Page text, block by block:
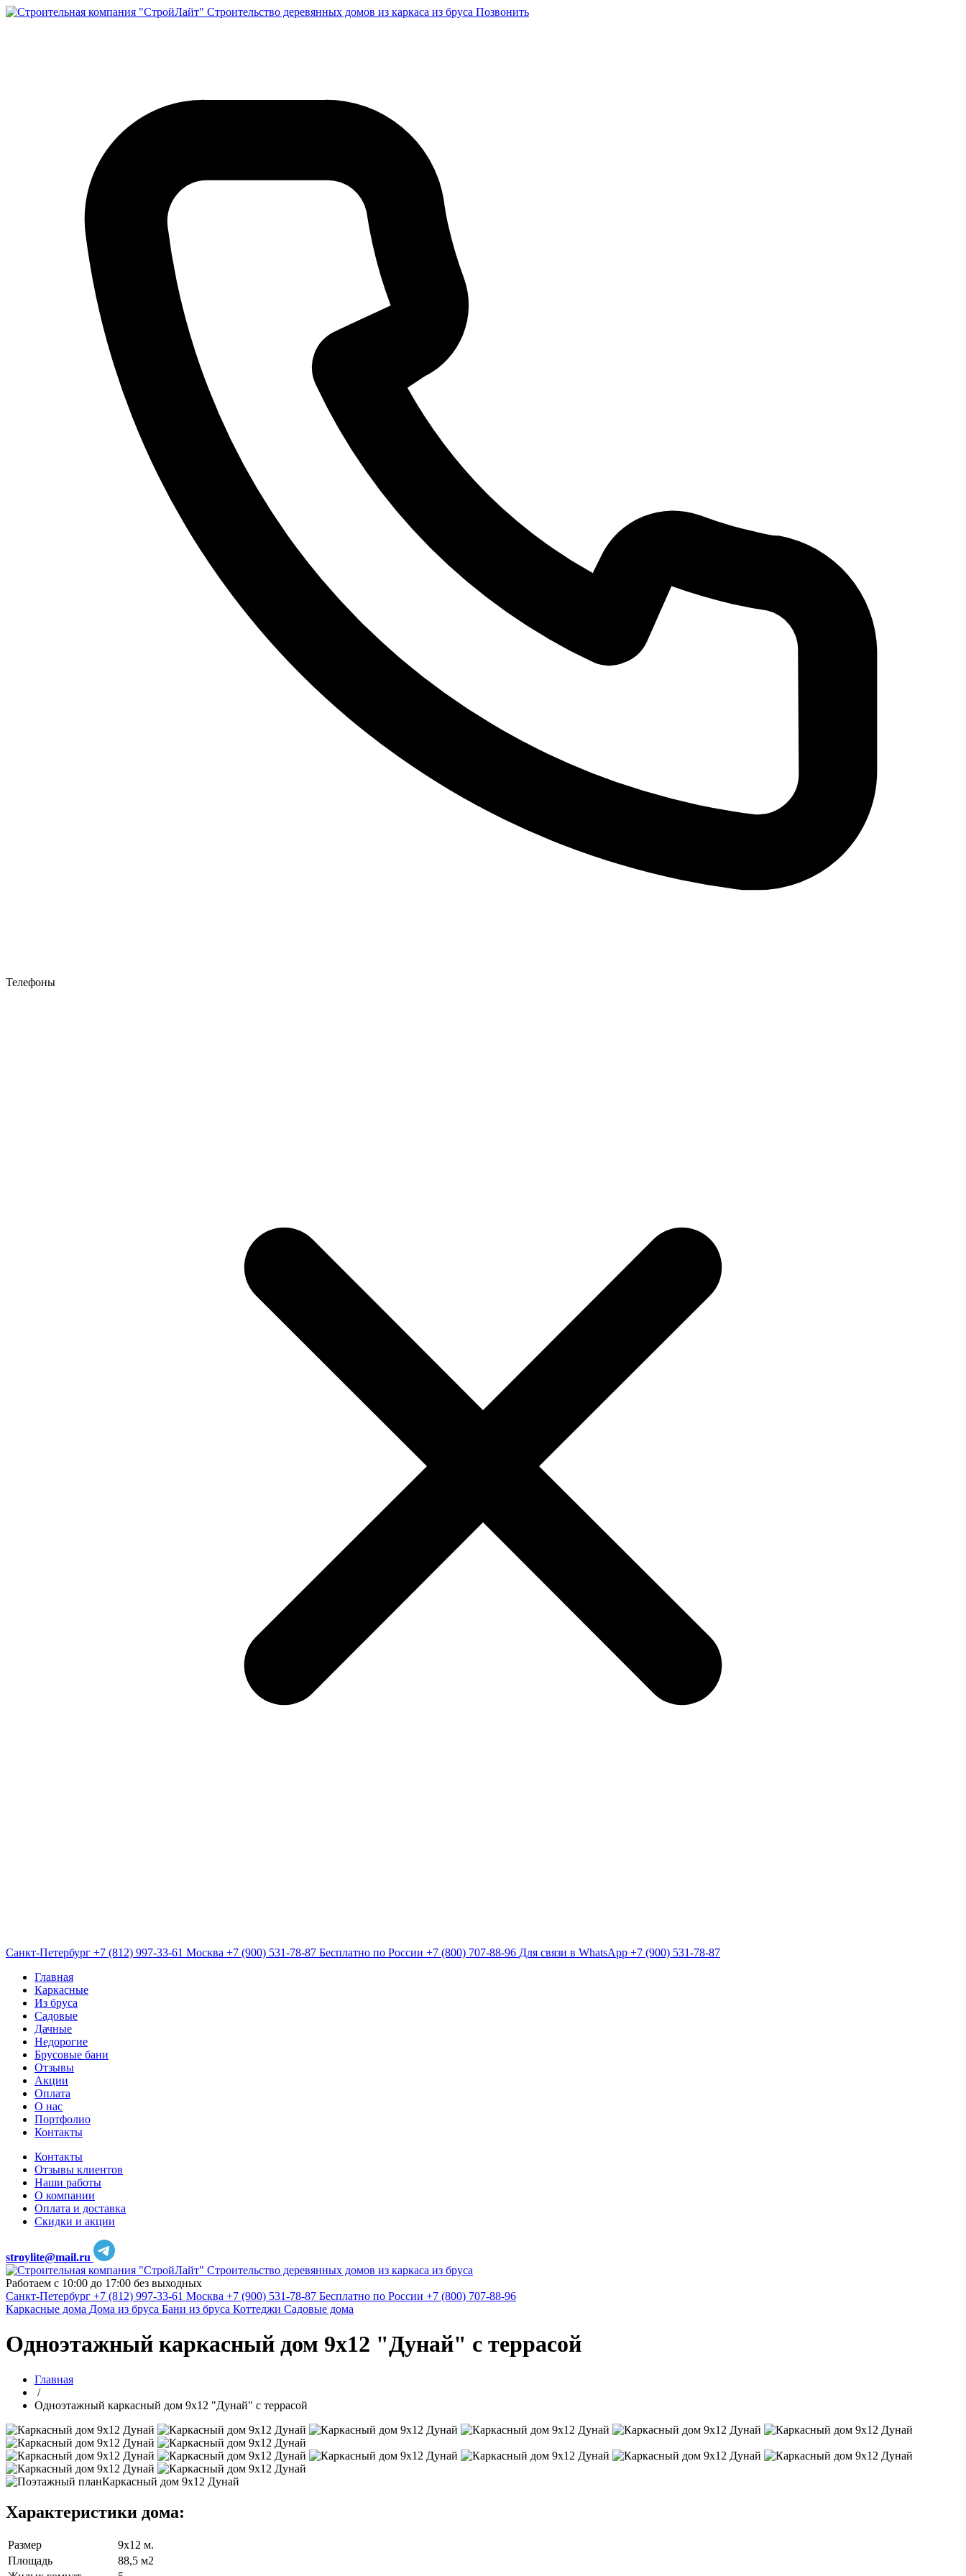
Строительство деревянных домов из каркаса из бруса Позвонить
Телефоны
Санкт-Петербург +7 (812) 997-33-61 Москва +7 (900) 531-78-87 Бесплатно по России +7 (800) 707-88-96 Для связи в WhatsApp +7 (900) 531-78-87
Главная
Каркасные
Из бруса
Садовые
Дачные
Недорогие
Брусовые бани
Отзывы
Акции
Оплата
О нас
Портфолио
Контакты
Контакты
Отзывы клиентов
Наши работы
О компании
Оплата и доставка
Скидки и акции
stroylite@mail.ru
Строительство деревянных домов из каркаса из бруса
Работаем с 10:00 до 17:00 без выходных
Санкт-Петербург +7 (812) 997-33-61 Москва +7 (900) 531-78-87 Бесплатно по России +7 (800) 707-88-96
Каркасные дома Дома из бруса Бани из бруса Коттеджи Садовые дома
Одноэтажный каркасный дом 9х12 "Дунай" с террасой
Главная
/
Одноэтажный каркасный дом 9х12 "Дунай" с террасой
Характеристики дома:
Размер
9х12 м.
Площадь
88,5 м2